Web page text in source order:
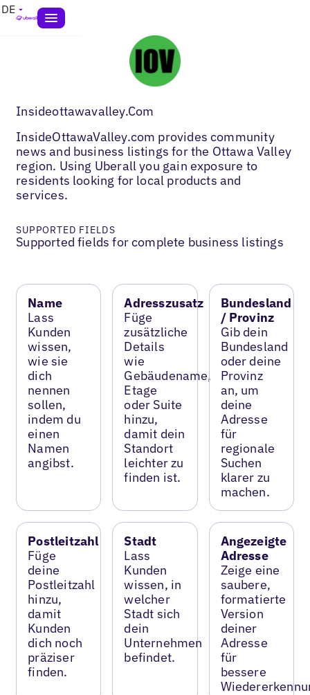
DE
Insideottawavalley.Com
InsideOttawaValley.com provides community
news and business listings for the Ottawa Valley
region. Using Uberall you gain exposure to
residents looking for local products and
services.
SUPPORTED FIELDS
Supported fields for complete business listings
Name
Lass
Kunden
wissen,
wie sie
dich
nennen
sollen,
indem du
einen
Namen
angibst.
Adresszusatz
Füge
zusätzliche
Details
wie
Gebäudename,
Etage
oder Suite
hinzu,
damit dein
Standort
leichter zu
finden ist.
Bundesland
/ Provinz
Gib dein
Bundesland
oder deine
Provinz
an, um
deine
Adresse
für
regionale
Suchen
klarer zu
machen.
Postleitzahl
Füge
deine
Postleitzahl
hinzu,
damit
Kunden
dich noch
präziser
finden.
Stadt
Lass
Kunden
wissen, in
welcher
Stadt sich
dein
Unternehmen
befindet.
Angezeigte
Adresse
Zeige eine
saubere,
formatierte
Version
deiner
Adresse
für
bessere